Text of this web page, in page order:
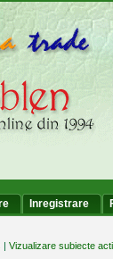
Inregistrare
| Vizualizare subiecte